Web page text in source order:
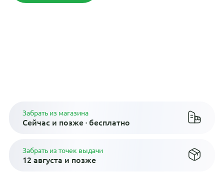
Забрать из магазина
Сейчас и позже · бесплатно
Забрать из точек выдачи
12 августа и позже